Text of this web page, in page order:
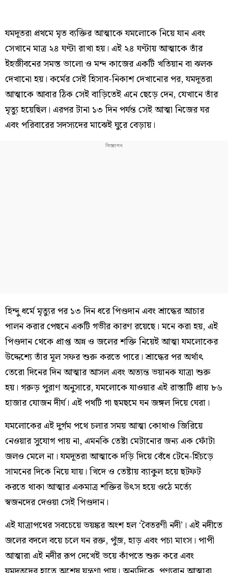
যমদূতরা প্রথমে মৃত ব্যক্তির আত্মাকে যমলোকে নিয়ে যান এবং
সেখানে মাত্র ২৪ ঘণ্টা রাখা হয়। এই ২৪ ঘণ্টায় আত্মাকে তাঁর
ইহজীবনের সমস্ত ভালো ও মন্দ কাজের একটি খতিয়ান বা ঝলক
দেখানো হয়। কর্মের সেই হিসাব-নিকাশ দেখানোর পর, যমদূতরা
আত্মাকে আবার ঠিক সেই বাড়িতেই এনে ছেড়ে দেন, যেখানে তাঁর
মৃত্যু হয়েছিল। এরপর টানা ১৩ দিন পর্যন্ত সেই আত্মা নিজের ঘর
এবং পরিবারের সদস্যদের মাঝেই ঘুরে বেড়ায়।
হিন্দু ধর্মে মৃত্যুর পর ১৩ দিন ধরে পিণ্ডদান এবং শ্রাদ্ধের আচার
পালন করার পেছনে একটি গভীর কারণ রয়েছে। মনে করা হয়, এই
পিণ্ডদান থেকে প্রাপ্ত অন্ন ও জলের শক্তি নিয়েই আত্মা যমলোকের
উদ্দেশ্যে তাঁর মূল সফর শুরু করতে পারে। শ্রাদ্ধের পর অর্থাৎ
তেরো দিনের দিন আত্মার আসল এবং অত্যন্ত ভয়ানক যাত্রা শুরু
হয়। গরুড় পুরাণ অনুসারে, যমলোকে যাওয়ার এই রাস্তাটি প্রায় ৮৬
হাজার যোজন দীর্ঘ। এই পথটি গা ছমছমে ঘন জঙ্গল দিয়ে ঘেরা।
যমলোকের এই দুর্গম পথে চলার সময় আত্মা কোথাও জিরিয়ে
নেওয়ার সুযোগ পায় না, এমনকি তেষ্টা মেটানোর জন্য এক ফোঁটা
জলও মেলে না। যমদূতরা আত্মাকে দড়ি দিয়ে বেঁধে টেনে-হিঁচড়ে
সামনের দিকে নিয়ে যায়। খিদে ও তেষ্টায় ব্যাকুল হয়ে ছটফট
করতে থাকা আত্মার একমাত্র শক্তির উৎস হয়ে ওঠে মর্ত্যে
স্বজনদের দেওয়া সেই পিণ্ডদান।
এই যাত্রাপথের সবচেয়ে ভয়ঙ্কর অংশ হল ‘বৈতরণী নদী’। এই নদীতে
জলের বদলে বয়ে চলে ঘন রক্ত, পুঁজ, হাড় এবং পচা মাংস। পাপী
আত্মারা এই নদীর রূপ দেখেই ভয়ে কাঁপতে শুরু করে এবং